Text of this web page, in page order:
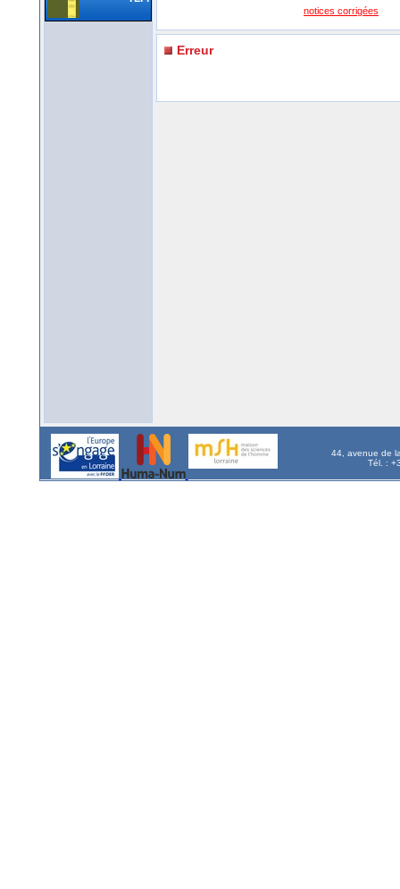
notices corrigées
Erreur
44, avenue de
Tél. :